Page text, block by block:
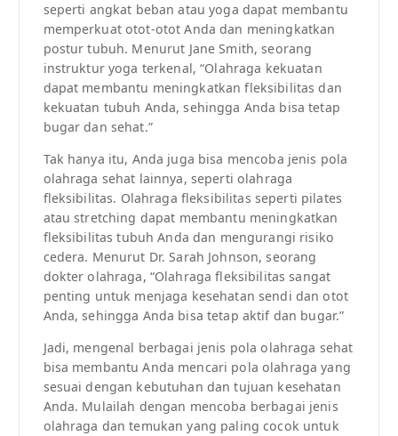
seperti angkat beban atau yoga dapat membantu
memperkuat otot-otot Anda dan meningkatkan
postur tubuh. Menurut Jane Smith, seorang
instruktur yoga terkenal, “Olahraga kekuatan
dapat membantu meningkatkan fleksibilitas dan
kekuatan tubuh Anda, sehingga Anda bisa tetap
bugar dan sehat.”
Tak hanya itu, Anda juga bisa mencoba jenis pola
olahraga sehat lainnya, seperti olahraga
fleksibilitas. Olahraga fleksibilitas seperti pilates
atau stretching dapat membantu meningkatkan
fleksibilitas tubuh Anda dan mengurangi risiko
cedera. Menurut Dr. Sarah Johnson, seorang
dokter olahraga, “Olahraga fleksibilitas sangat
penting untuk menjaga kesehatan sendi dan otot
Anda, sehingga Anda bisa tetap aktif dan bugar.”
Jadi, mengenal berbagai jenis pola olahraga sehat
bisa membantu Anda mencari pola olahraga yang
sesuai dengan kebutuhan dan tujuan kesehatan
Anda. Mulailah dengan mencoba berbagai jenis
olahraga dan temukan yang paling cocok untuk